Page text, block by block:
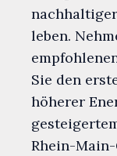
leben.
Sie den
höherer
Rhein-